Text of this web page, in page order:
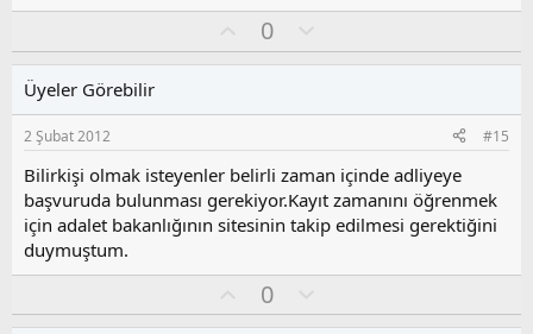
y
0
l
s
u
z
o
y
l
a
Üyeler Görebilir
2 Şubat 2012 #15
Bilirkişi olmak isteyenler belirli zaman içinde adliyeye
başvuruda bulunması gerekiyor.Kayıt zamanını öğrenmek
için adalet bakanlığının sitesinin takip edilmesi gerektiğini
duymuştum.
y
0
l